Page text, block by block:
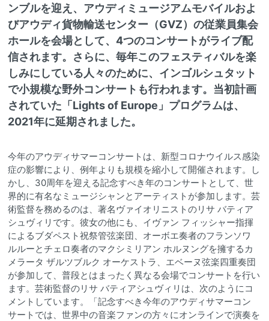
ンブルを迎え、アウディミュージアムモバイルおよ
びアウディ貨物輸送センター（GVZ）の従業員集会
ホールを会場として、4つのコンサートがライブ配
信されます。さらに、毎年このフェスティバルを楽
しみにしている人々のために、インゴルシュタット
で小規模な野外コンサートも行われます。当初計画
されていた「Lights of Europe」プログラムは、
2021年に延期されました。
今年のアウディサマーコンサートは、新型コロナウイルス感染
症の影響により、例年よりも規模を縮小して開催されます。し
かし、30周年を迎える記念すべき年のコンサートとして、世
界的に有名なミュージシャンとアーティストが参加します。芸
術監督を務めるのは、著名ヴァイオリニストのリサ バティア
シュヴィリです。彼女の他にも、イヴァン フィッシャー指揮
によるブダペスト祝祭管弦楽団、オーボエ奏者のフランソワ
ルルーとチェロ奏者のマクシミリアン ホルヌングを擁するカ
メラータ ザルツブルク オーケストラ、エベーヌ弦楽四重奏団
が参加して、普段とはまったく異なる会場でコンサートを行い
ます。芸術監督のリサ バティアシュヴィリは、次のようにコ
メントしています。「記念すべき今年のアウディサマーコン
サートでは、世界中の音楽ファンの方々にオンラインで演奏を